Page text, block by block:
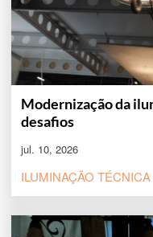
Modernização da
desafios
jul. 10, 2026
ILUMINAÇÃO TÉCNICA